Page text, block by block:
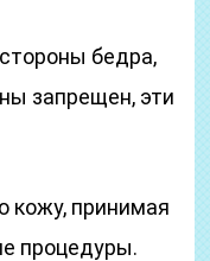
бедра,
запрещен, эти
кожу, принимая
процедуры.